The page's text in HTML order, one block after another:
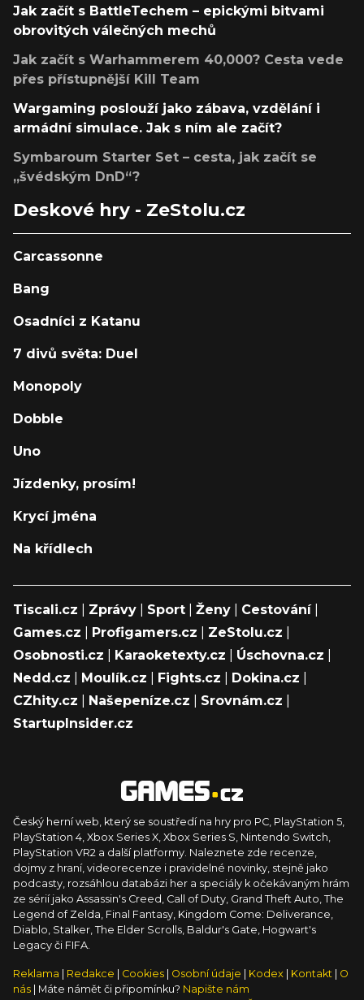
Jak začít s BattleTechem – epickými bitvami
obrovitých válečných mechů
Jak začít s Warhammerem 40,000? Cesta vede
přes přístupnější Kill Team
Wargaming poslouží jako zábava, vzdělání i
armádní simulace. Jak s ním ale začít?
Symbaroum Starter Set – cesta, jak začít se
„švédským DnD“?
Deskové hry - ZeStolu.cz
Carcassonne
Bang
Osadníci z Katanu
7 divů světa: Duel
Monopoly
Dobble
Uno
Jízdenky, prosím!
Krycí jména
Na křídlech
Tiscali.cz Zprávy Sport Ženy Cestování|
Games.cz
Profigamers.cz ZeStolu.cz
Osobnosti.cz
Karaoketexty.cz Úschovna.cz
Nedd.cz
Moulík.cz Fights.cz Dokina.cz
CZhity.cz
Našepeníze.cz Srovnám.cz
StartupInsider.cz
Český herní web, který se soustředí na hry pro PC, PlayStation 5,
PlayStation 4, Xbox Series X, Xbox Series S, Nintendo Switch,
PlayStation VR2 a další platformy. Naleznete zde recenze,
dojmy z hraní, videorecenze i pravidelné novinky, stejně jako
podcasty, rozsáhlou databázi her a speciály k očekávaným hrám
ze sérií jako Assassin's Creed, Call of Duty, Grand Theft Auto, The
Legend of Zelda, Final Fantasy, Kingdom Come: Deliverance,
Diablo, Stalker, The Elder Scrolls, Baldur's Gate, Hogwart's
Legacy či FIFA.
Reklama Redakce Cookies Osobní údaje Kodex Kontakt
O
nás
| Máte námět či připomínku? Napište nám